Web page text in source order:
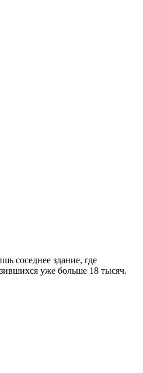
соседнее здание, где
уже больше 18 тысяч.